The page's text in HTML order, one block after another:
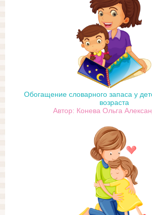
Обогащение словарного запаса у
возраста
Автор: Конева Ольга